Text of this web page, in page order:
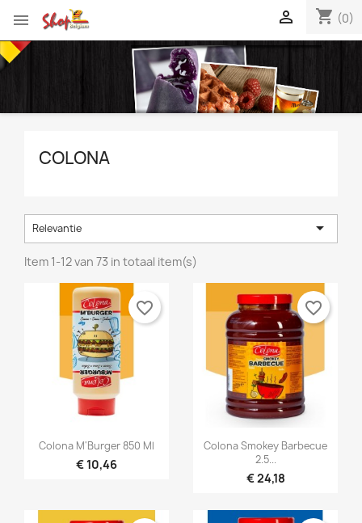
 shopping_cart (0)

COLONA
Relevantie 
Item 1-12 van 73 in totaal item(s)
Snel bekijken
Colona M'Burger 850 Ml
€ 10,46
favorite_border
Snel bekijken
Colona Smokey Barbecue
2.5...
€ 24,18
favorite_border